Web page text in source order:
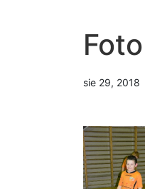
sie 29, 2018